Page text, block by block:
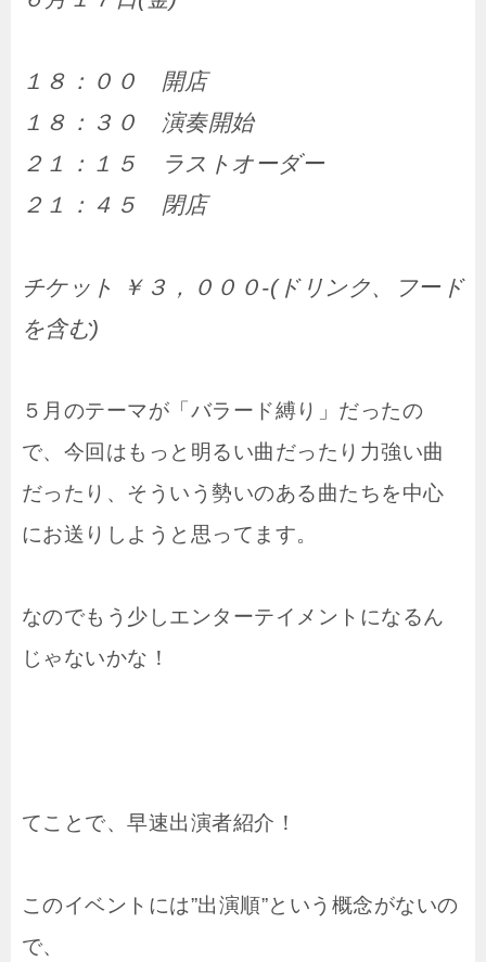
１８：００ 開店
１８：３０ 演奏開始
２１：１５ ラストオーダー
２１：４５ 閉店
チケット ￥３，０００-(ドリンク、フード
を含む)
５月のテーマが「バラード縛り」だったの
で、今回はもっと明るい曲だったり力強い曲
だったり、そういう勢いのある曲たちを中心
にお送りしようと思ってます。
なのでもう少しエンターテイメントになるん
じゃないかな！
てことで、早速出演者紹介！
このイベントには”出演順”という概念がないの
で、